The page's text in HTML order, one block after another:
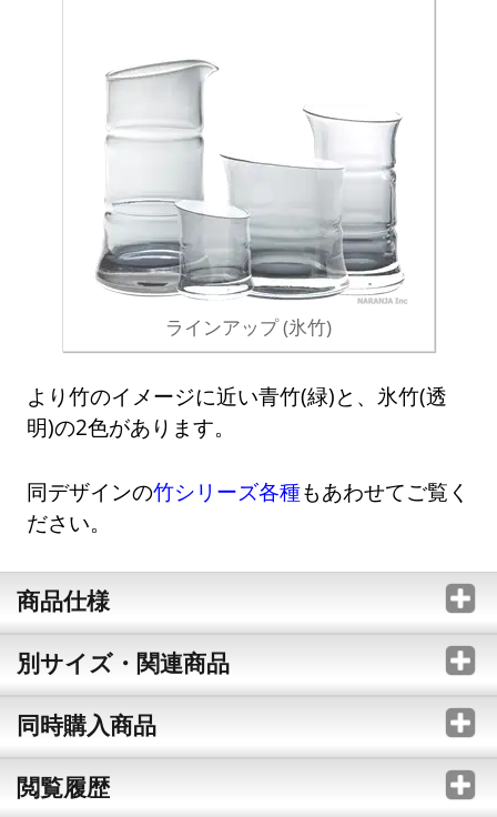
ラインアップ (氷竹)
より竹のイメージに近い青竹(緑)と、氷竹(透
明)の2色があります。
同デザインの竹シリーズ各種もあわせてご覧く
ださい。
商品仕様
別サイズ・関連商品
同時購入商品
閲覧履歴